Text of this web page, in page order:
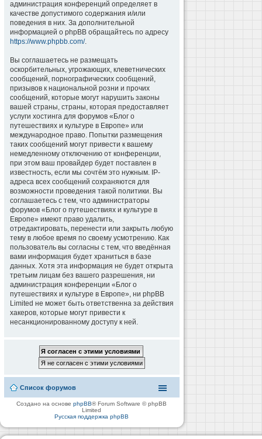
администрация конференций определяет в
качестве допустимого содержания и/или
поведения в них. За дополнительной
информацией о phpBB обращайтесь по адресу
https://www.phpbb.com/.
Вы соглашаетесь не размещать
оскорбительных, угрожающих, клеветнических
сообщений, порнографических сообщений,
призывов к национальной розни и прочих
сообщений, которые могут нарушить законы
вашей страны, страны, которая предоставляет
услуги хостинга для форумов «Блог о
путешествиях и культуре в Европе» или
международное право. Попытки размещения
таких сообщений могут привести к вашему
немедленному отключению от конференции,
при этом ваш провайдер будет поставлен в
известность, если мы сочтём это нужным. IP-
адреса всех сообщений сохраняются для
возможности проведения такой политики. Вы
соглашаетесь с тем, что администраторы
форумов «Блог о путешествиях и культуре в
Европе» имеют право удалить,
отредактировать, перенести или закрыть любую
тему в любое время по своему усмотрению. Как
пользователь вы согласны с тем, что введённая
вами информация будет храниться в базе
данных. Хотя эта информация не будет открыта
третьим лицам без вашего разрешения, ни
администрация конференции «Блог о
путешествиях и культуре в Европе», ни phpBB
Limited не может быть ответственна за действия
хакеров, которые могут привести к
несанкционированному доступу к ней.
Список форумов
Создано на основеphpBB® Forum Software © phpBB
Limited
Русская поддержка phpBB